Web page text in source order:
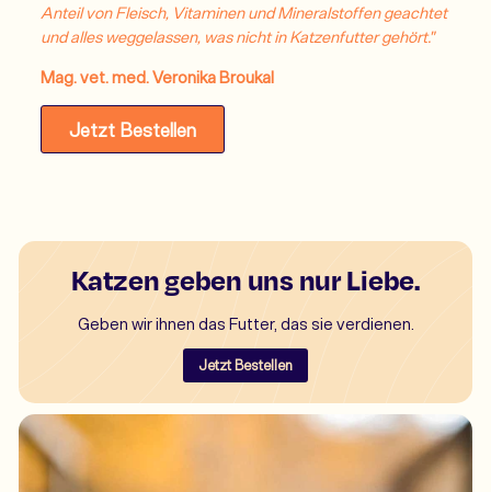
Anteil von Fleisch, Vitaminen und Mineralstoffen geachtet
und alles weggelassen, was nicht in Katzenfutter gehört."
Mag. vet. med. Veronika Broukal
Jetzt Bestellen
Katzen geben uns nur Liebe.
Geben wir ihnen das Futter, das sie verdienen.
Jetzt Bestellen